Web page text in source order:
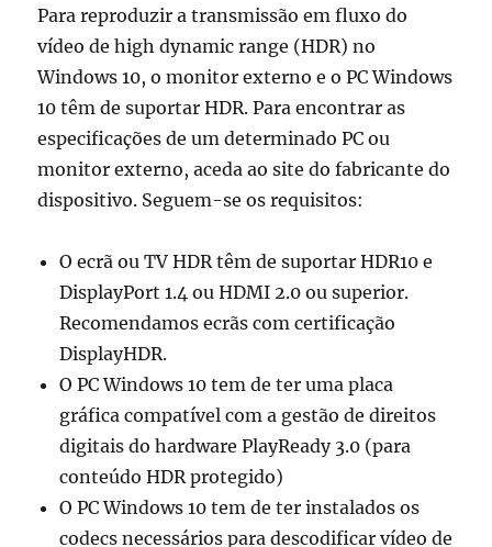
Para reproduzir a transmissão em fluxo do
vídeo de high dynamic range (HDR) no
Windows 10, o monitor externo e o PC Windows
10 têm de suportar HDR. Para encontrar as
especificações de um determinado PC ou
monitor externo, aceda ao site do fabricante do
dispositivo. Seguem-se os requisitos:
O ecrã ou TV HDR têm de suportar HDR10 e
DisplayPort 1.4 ou HDMI 2.0 ou superior.
Recomendamos ecrãs com certificação
DisplayHDR.
O PC Windows 10 tem de ter uma placa
gráfica compatível com a gestão de direitos
digitais do hardware PlayReady 3.0 (para
conteúdo HDR protegido)
O PC Windows 10 tem de ter instalados os
codecs necessários para descodificar vídeo de